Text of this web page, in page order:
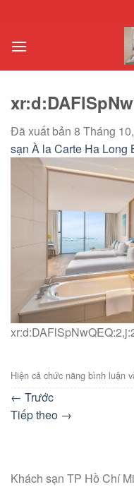
nội
Đã xuất bản 8 Tháng
sạn À la Carte Ha Long
Hiện cả chức năng bình luận
← Trước
Tiếp theo →
Khách sạn TP Hồ Chí